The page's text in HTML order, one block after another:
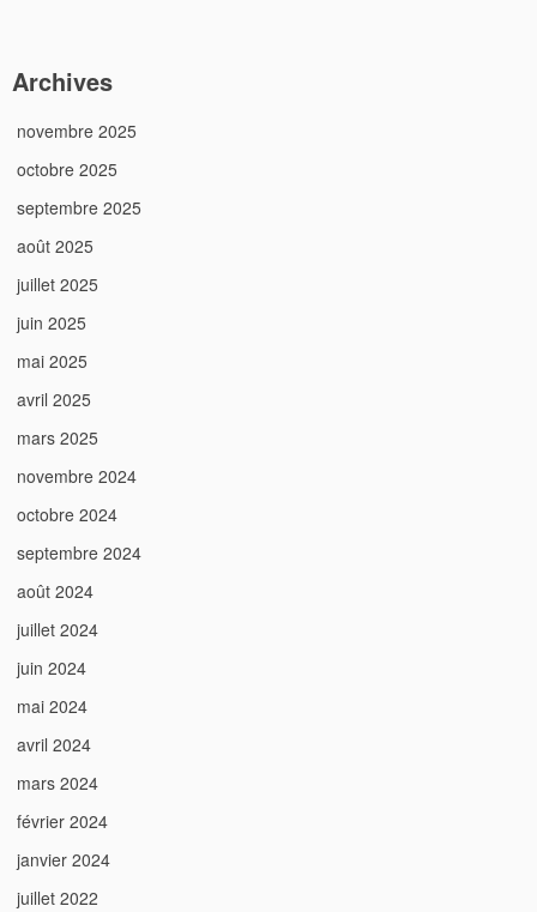
Archives
novembre 2025
octobre 2025
septembre 2025
août 2025
juillet 2025
juin 2025
mai 2025
avril 2025
mars 2025
novembre 2024
octobre 2024
septembre 2024
août 2024
juillet 2024
juin 2024
mai 2024
avril 2024
mars 2024
février 2024
janvier 2024
juillet 2022